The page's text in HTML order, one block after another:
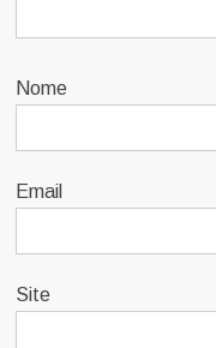
Nome
Email
Site